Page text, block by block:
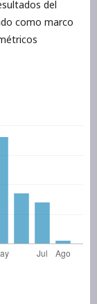
del
como marco